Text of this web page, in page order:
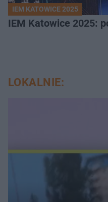
IEM KATOWICE 2025
IEM Katowice 2025:
LOKALNIE: